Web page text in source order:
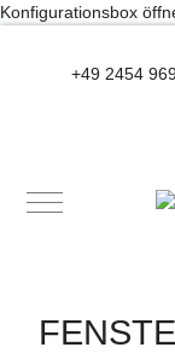
Konfigurationsbox
+49 2454
Mobile Menu